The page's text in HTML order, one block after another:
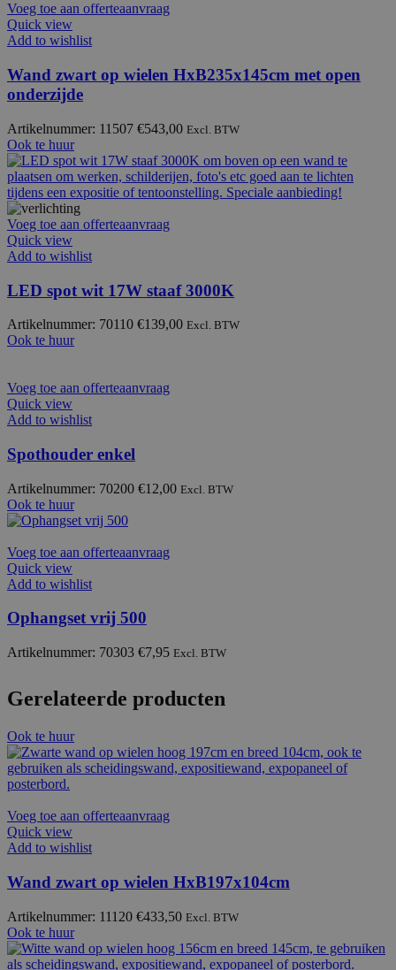
Voeg toe aan offerteaanvraag
Quick view
Add to wishlist
Wand zwart op wielen HxB235x145cm met open
onderzijde
Artikelnummer: 11507 €543,00 Excl. BTW
Ook te huur
Voeg toe aan offerteaanvraag
Quick view
Add to wishlist
LED spot wit 17W staaf 3000K
Artikelnummer: 70110 €139,00 Excl. BTW
Ook te huur
Voeg toe aan offerteaanvraag
Quick view
Add to wishlist
Spothouder enkel
Artikelnummer: 70200 €12,00 Excl. BTW
Ook te huur
Voeg toe aan offerteaanvraag
Quick view
Add to wishlist
Ophangset vrij 500
Artikelnummer: 70303 €7,95 Excl. BTW
Gerelateerde producten
Ook te huur
Voeg toe aan offerteaanvraag
Quick view
Add to wishlist
Wand zwart op wielen HxB197x104cm
Artikelnummer: 11120 €433,50 Excl. BTW
Ook te huur